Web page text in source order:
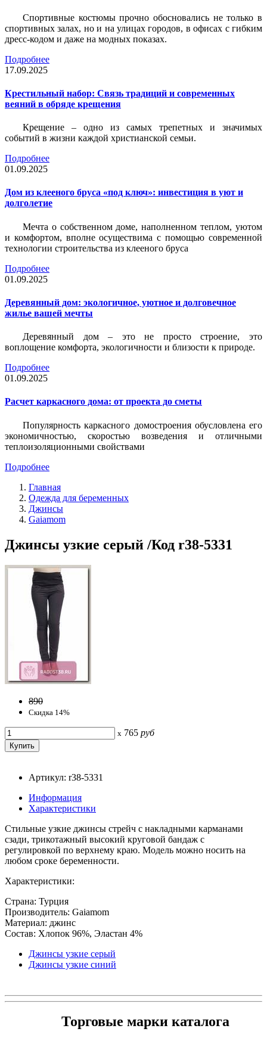
Спортивные костюмы прочно обосновались не только в
спортивных залах, но и на улицах городов, в офисах с гибким
дресс-кодом и даже на модных показах.
Подробнее
17.09.2025
Крестильный набор: Связь традиций и современных
веяний в обряде крещения
Крещение – одно из самых трепетных и значимых
событий в жизни каждой христианской семьи.
Подробнее
01.09.2025
Дом из клееного бруса «под ключ»: инвестиция в уют и
долголетие
Мечта о собственном доме, наполненном теплом, уютом
и комфортом, вполне осуществима с помощью современной
технологии строительства из клееного бруса
Подробнее
01.09.2025
Деревянный дом: экологичное, уютное и долговечное
жилье вашей мечты
Деревянный дом – это не просто строение, это
воплощение комфорта, экологичности и близости к природе.
Подробнее
01.09.2025
Расчет каркасного дома: от проекта до сметы
Популярность каркасного домостроения обусловлена его
экономичностью, скоростью возведения и отличными
теплоизоляционными свойствами
Подробнее
Главная
Одежда для беременных
Джинсы
Gaiamom
Джинсы узкие серый /Код r38-5331
890
Скидка 14%
x 765 руб
Артикул: r38-5331
Информация
Характеристики
Стильные узкие джинсы стрейч с накладными карманами
сзади, трикотажный высокий круговой бандаж с
регулировкой по верхнему краю. Модель можно носить на
любом сроке беременности.
Характеристики:
Страна: Турция
Производитель: Gaiamom
Материал: джинс
Состав: Хлопок 96%, Эластан 4%
Джинсы узкие серый
Джинсы узкие синий
Торговые марки каталога